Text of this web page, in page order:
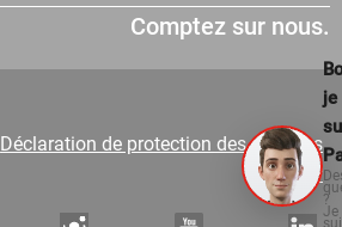
Comptez sur nous.
Déclaration de protection des données
VDP
je
?
Je